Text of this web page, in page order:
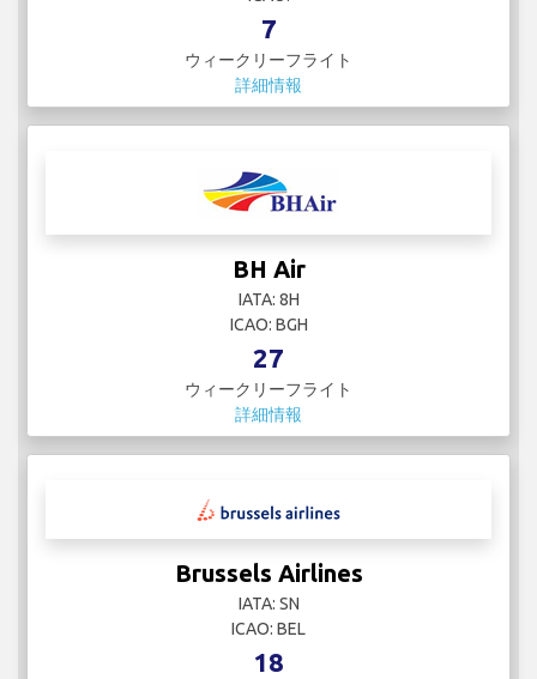
7
ウィークリーフライト
詳細情報
BH Air
IATA: 8H
ICAO: BGH
27
ウィークリーフライト
詳細情報
Brussels Airlines
IATA: SN
ICAO: BEL
18